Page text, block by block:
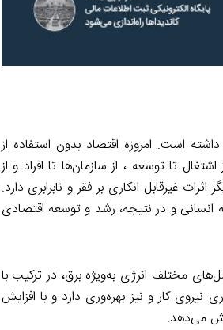
است. امروزه اقتصاد بدون استفاده از
تا توسعه ، از سازمان‌ها تا افراد و از
غیرقابل انکاری بر فقر و نابرابری دارد.
و در نتیجه، رشد و توسعه اقتصادی
مختلف انرژی به‌ویژه برق، در ترکیب با
نیروی کار و نیز بهره‌وری دارد و با افزایش
می‌دهد.